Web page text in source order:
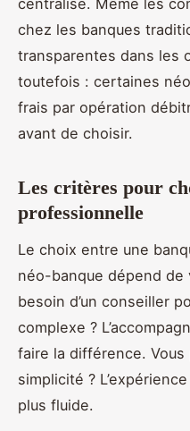
centralisé. Même les
chez les banques
transparentes dans les
toutefois : certaines
frais par opération
avant de choisir.
Les critères pour
professionnelle
Le choix entre une
néo-banque dépend de
besoin d’un conseiller
complexe ?
faire la différence.
simplicité ?
plus fluide.